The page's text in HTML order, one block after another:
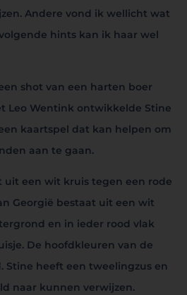
Andere vond ik wellicht wat
hints kan ik haar wel
shot van een harten boer
Leo Wentink ontwikkelde Stine
een kaartspel dat kan helpen om
aan te gaan.
uit een wit kruis tegen een rode
Georgië bestaat uit een wit
en in ieder rood vlak
De hoofdkleuren van de
Stine heeft een tweelingzus en
naar kunnen verwijzen.